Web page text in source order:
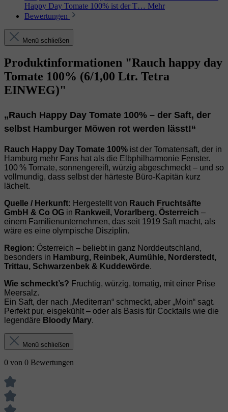
Happy Day Tomate 100% ist der T… Mehr
Bewertungen
Menü schließen
Produktinformationen "Rauch happy day
Tomate 100% (6/1,00 Ltr. Tetra
EINWEG)"
„Rauch Happy Day Tomate 100% – der Saft, der
selbst Hamburger Möwen rot werden lässt!“
Rauch Happy Day Tomate 100% ist der Tomatensaft, der in
Hamburg mehr Fans hat als die Elbphilharmonie Fenster.
100 % Tomate, sonnengereift, würzig abgeschmeckt – und so
vollmundig, dass selbst der härteste Büro‑Kapitän kurz
lächelt.
Quelle / Herkunft: Hergestellt von Rauch Fruchtsäfte
GmbH & Co OG in Rankweil, Vorarlberg, Österreich –
einem Familienunternehmen, das seit 1919 Saft macht, als
wäre es eine olympische Disziplin.
Region: Österreich – beliebt in ganz Norddeutschland,
besonders in Hamburg, Reinbek, Aumühle, Norderstedt,
Trittau, Schwarzenbek & Kuddewörde.
Wie schmeckt’s? Fruchtig, würzig, tomatig, mit einer Prise
Meersalz.
Ein Saft, der nach „Mediterran“ schmeckt, aber „Moin“ sagt.
Perfekt pur, eisgekühlt – oder als Basis für Cocktails wie die
legendäre Bloody Mary.
Menü schließen
0 von 0 Bewertungen